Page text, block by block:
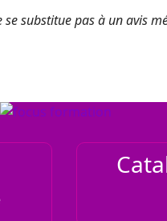
substitue pas à un avis